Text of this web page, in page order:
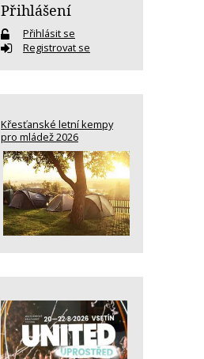
Přihlášení
Přihlásit se
Registrovat se
Křesťanské letní kempy
pro mládež 2026